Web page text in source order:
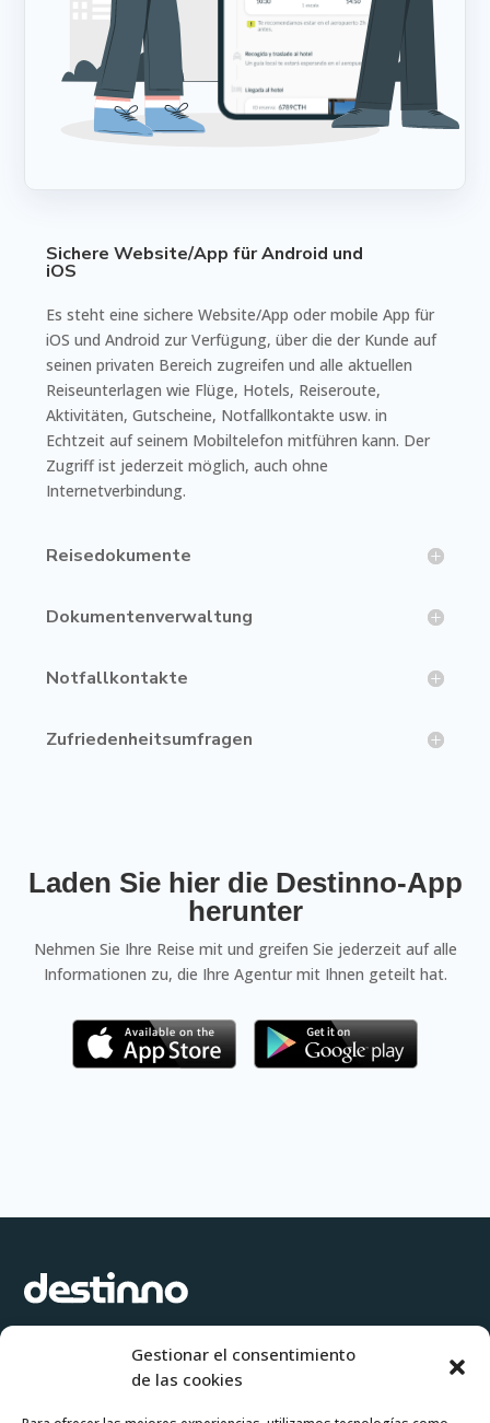
Gestionar el consentimiento
de las cookies
Sichere Website/App für Android und
iOS
Es steht eine sichere Website/App oder mobile App für
iOS und Android zur Verfügung, über die der Kunde auf
seinen privaten Bereich zugreifen und alle aktuellen
Reiseunterlagen wie Flüge, Hotels, Reiseroute,
Aktivitäten, Gutscheine, Notfallkontakte usw. in
Echtzeit auf seinem Mobiltelefon mitführen kann. Der
Zugriff ist jederzeit möglich, auch ohne
Internetverbindung.
Reisedokumente
Dokumentenverwaltung
Notfallkontakte
Zufriedenheitsumfragen
Laden Sie hier die Destinno-App
herunter
Nehmen Sie Ihre Reise mit und greifen Sie jederzeit auf alle
Informationen zu, die Ihre Agentur mit Ihnen geteilt hat.
Reiserouten, die auf Ihre Kunden zugeschnitten sind